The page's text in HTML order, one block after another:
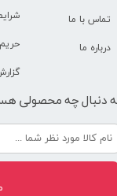
تماس با ما
درباره ما
دنبال چه محصولی